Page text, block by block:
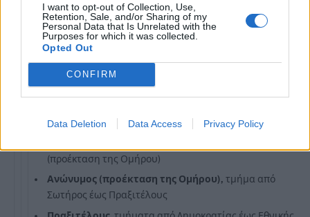
I want to opt-out of Collection, Use,
Retention, Sale, and/or Sharing of my
Personal Data that Is Unrelated with the
Purposes for which it was collected.
Opted Out
CONFIRM
Data Deletion Data Access Privacy Policy
Σωτήρος, τμήμα από οδό 58 έως Ομήρου
Έλενας, τμήμα από Δημοκρατίας έως Ανώνυμο
(προέκταση της Ομήρου)
Αγνώστων Ηρώων
Ανώνυμο (προέκταση της Ομήρου)
από αδιέξοδο έως Ανώνυμο (προέκταση της Ομήρου)
(προέκταση της Ομήρου)
Ανώνυμος (προέκταση της Ομήρου), τμήμα από
Σωτήρος έως Πραξιτέλους